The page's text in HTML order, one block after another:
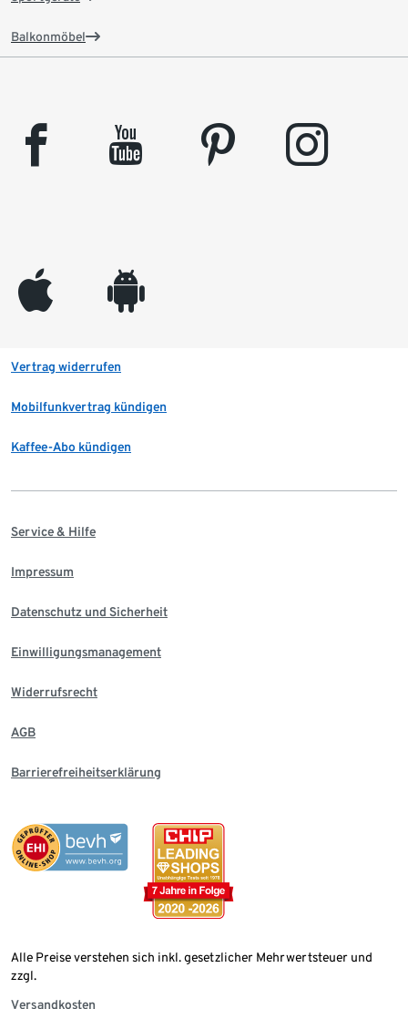
Balkonmöbel
facebook youtube pinterest instagram
appleinc android
Vertrag widerrufen
Mobilfunkvertrag kündigen
Kaffee-Abo kündigen
Service & Hilfe
Impressum
Datenschutz und Sicherheit
Einwilligungsmanagement
Widerrufsrecht
AGB
Barrierefreiheitserklärung
Alle Preise verstehen sich inkl. gesetzlicher Mehrwertsteuer und
zzgl.
Versandkosten